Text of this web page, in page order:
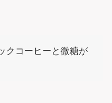
クコーヒーと微糖が